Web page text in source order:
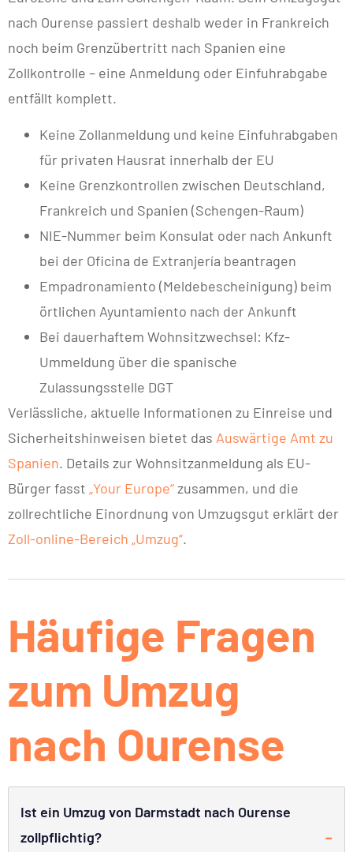
nach Ourense passiert deshalb weder in Frankreich
noch beim Grenzübertritt nach Spanien eine
Zollkontrolle – eine Anmeldung oder Einfuhrabgabe
entfällt komplett.
Keine Zollanmeldung und keine Einfuhrabgaben
für privaten Hausrat innerhalb der EU
Keine Grenzkontrollen zwischen Deutschland,
Frankreich und Spanien (Schengen-Raum)
NIE-Nummer beim Konsulat oder nach Ankunft
bei der Oficina de Extranjería beantragen
Empadronamiento (Meldebescheinigung) beim
örtlichen Ayuntamiento nach der Ankunft
Bei dauerhaftem Wohnsitzwechsel: Kfz-
Ummeldung über die spanische
Zulassungsstelle DGT
Verlässliche, aktuelle Informationen zu Einreise und
Sicherheitshinweisen bietet das Auswärtige Amt zu
Spanien. Details zur Wohnsitzanmeldung als EU-
Bürger fasst „Your Europe“zusammen, und die
zollrechtliche Einordnung von Umzugsgut erklärt der
Zoll-online-Bereich „Umzug“.
Häufige Fragen
zum Umzug
nach Ourense
Ist ein Umzug von Darmstadt nach Ourense
zollpflichtig?